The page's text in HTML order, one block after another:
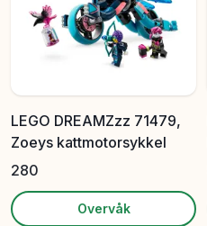
LEGO DREAMZzz 71479,
Zoeys kattmotorsykkel
280
Overvåk